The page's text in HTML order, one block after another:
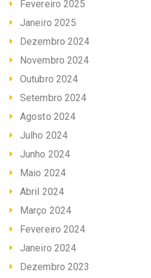
Fevereiro 2025
Janeiro 2025
Dezembro 2024
Novembro 2024
Outubro 2024
Setembro 2024
Agosto 2024
Julho 2024
Junho 2024
Maio 2024
Abril 2024
Março 2024
Fevereiro 2024
Janeiro 2024
Dezembro 2023